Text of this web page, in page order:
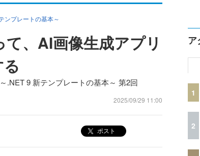
ンプレートの基本～
、AI画像生成アプリ
.NET 9 新テンプレートの基本～ 第2回
2025/09/29 11:00
ポスト
ア
1
2